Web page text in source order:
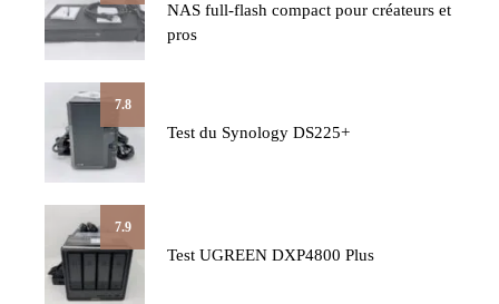
NAS full-flash compact pour créateurs et
pros
7.8
Test du Synology DS225+
7.9
Test UGREEN DXP4800 Plus